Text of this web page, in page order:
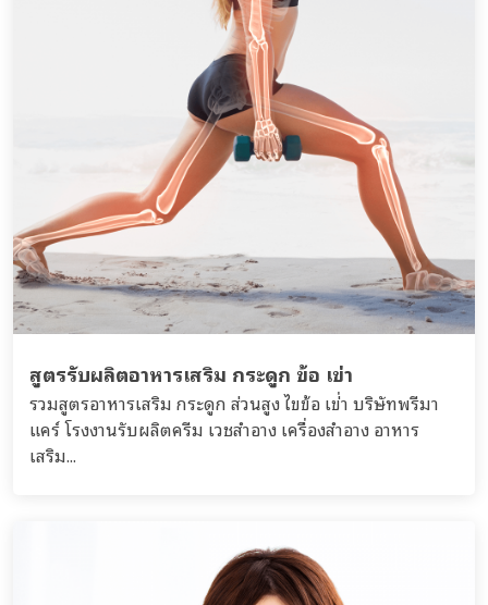
สูตรรับผลิตอาหารเสริม กระดูก ข้อ เข่า
รวมสูตรอาหารเสริม กระดูก ส่วนสูง ไขข้อ เข่่า บริษัทพรีมา
แคร์ โรงงานรับผลิตครีม เวชสำอาง เครื่องสำอาง อาหาร
เสริม...